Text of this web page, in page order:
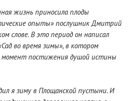
жизнь приносила плоды
опыты» послушник Дмитрий
слове. В это период он написал
во время зимы», в котором
момент постижения душой истины
я зиму в Площанской пустыни. И